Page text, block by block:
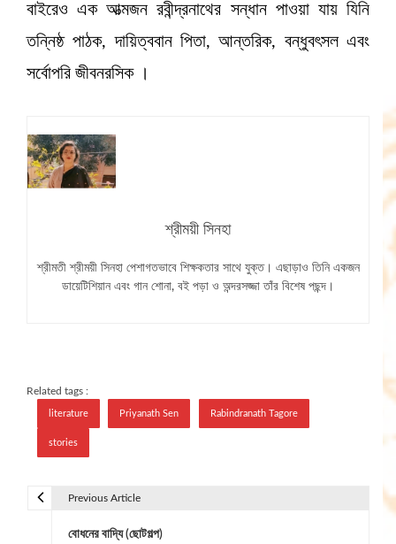
বাইরেও এক আত্মজন রবীন্দ্রনাথের সন্ধান পাওয়া যায় যিনি
তন্নিষ্ঠ পাঠক, দায়িত্ববান পিতা, আন্তরিক, বন্ধুবৎসল এবং
সর্বোপরি জীবনরসিক ।
শ্রীময়ী সিনহা
শ্রীমতী শ্রীময়ী সিনহা পেশাগতভাবে শিক্ষকতার সাথে যুক্ত। এছাড়াও তিনি একজন
ডায়েটিশিয়ান এবং গান শোনা, বই পড়া ও অন্দরসজ্জা তাঁর বিশেষ পছন্দ।
Related tags :
literature Priyanath Sen Rabindranath Tagore
stories
Previous Article
বোধনের বাদ্যি (ছোটগল্প)